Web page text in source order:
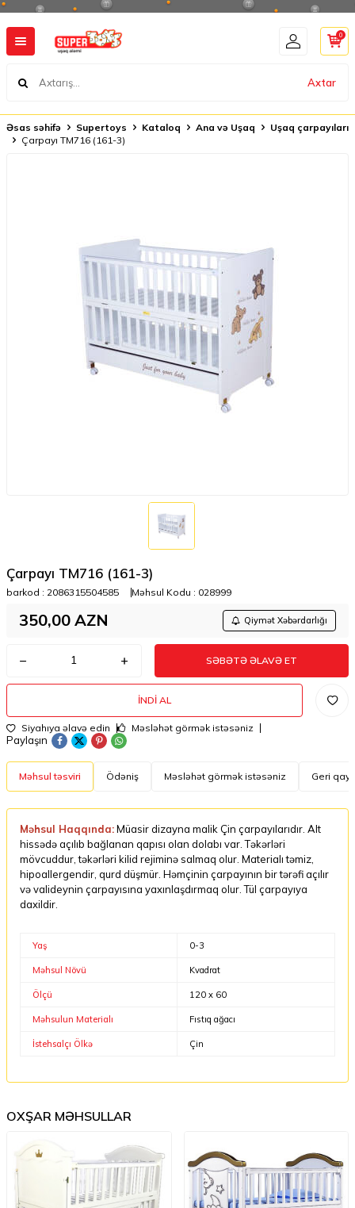
Axtar
0
Əsas səhifə Supertoys Kataloq Ana və Uşaq
Uşaq çarpayıları
Çarpayı TM716 (161-3)
Çarpayı TM716 (161-3)
barkod : 2086315504585 Məhsul Kodu : 028999
350,00 AZN Qiymət Xəbərdarlığı
SƏBƏTƏ ƏLAVƏ ET
İNDI AL
Siyahıya əlavə edin Məsləhət görmək istəsəniz
Paylaşın
Məhsul təsviri Ödəniş Məsləhət görmək istəsəniz Geri
Məhsul Haqqında:Müasir dizayna malik Çin çarpayılarıdır. Alt
hissədə açılıb bağlanan qapısı olan dolabı var. Təkərləri
mövcuddur, təkərləri kilid rejiminə salmaq olur. Materialı təmiz,
hipoallergendir, qurd düşmür. Həmçinin çarpayının bir tərəfi açılır
və valideynin çarpayısına yaxınlaşdırmaq olur. Tül çarpayıya
daxildir.
Yaş 0-3
Məhsul Növü Kvadrat
Ölçü 120 x 60
Məhsulun Materialı Fıstıq ağacı
İstehsalçı Ölkə Çin
OXŞAR MƏHSULLAR